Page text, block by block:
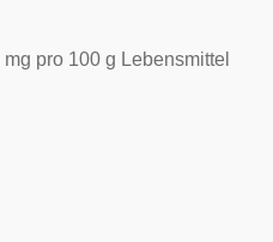
mg pro 100 g Lebensmittel